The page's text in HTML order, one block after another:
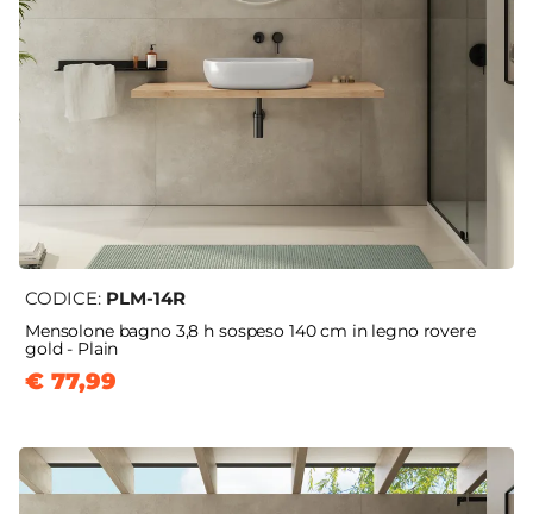
CODICE: PLM-14R
Mensolone bagno 3,8 h sospeso 140 cm in legno rovere
gold - Plain
€ 77,99